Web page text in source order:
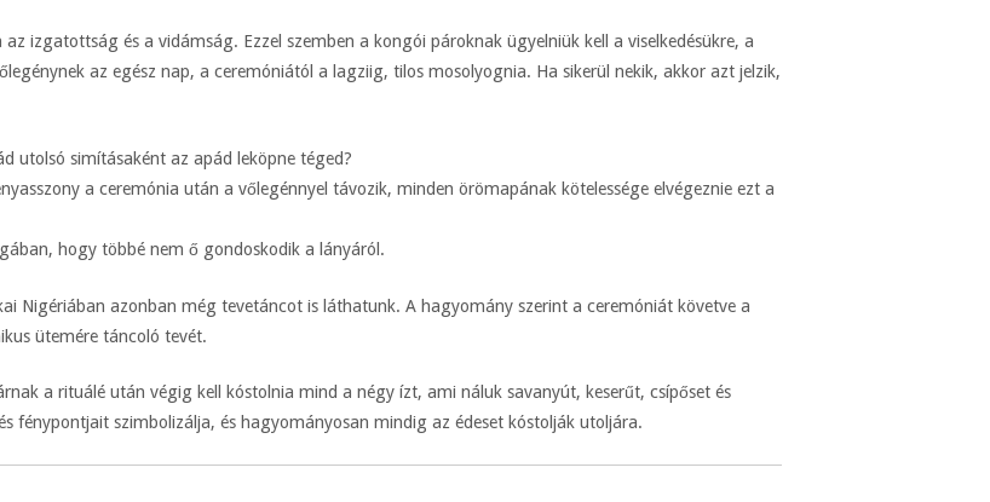
izgatottság és a vidámság. Ezzel szemben a kongói pároknak ügyelniük kell a viselkedésükre, a
az egész nap, a ceremóniától a lagziig, tilos mosolyognia. Ha sikerül nekik, akkor azt jelzik,
utolsó simításaként az apád leköpne téged?
a ceremónia után a vőlegénnyel távozik, minden örömapának kötelessége elvégeznie ezt a
hogy többé nem ő gondoskodik a lányáról.
Nigériában azonban még tevetáncot is láthatunk. A hagyomány szerint a ceremóniát követve a
ütemére táncoló tevét.
a rituálé után végig kell kóstolnia mind a négy ízt, ami náluk savanyút, keserűt, csípőset és
fénypontjait szimbolizálja, és hagyományosan mindig az édeset kóstolják utoljára.